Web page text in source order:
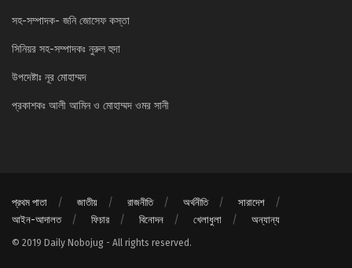
সহ-সম্পাদক- জনি জোসেফ কস্তা
সিনিয়র সহ-সম্পাদকঃ নুরুল হুদা
উপদেষ্টাঃ নূর মোহাম্মদ
প্রকাশকঃ আলী আমিন ও মোহাম্মদ ওমর সানী
প্রথম পাতা জাতীয় রাজনীতি অর্থনীতি
সারাদেশ
আইন-আদালত
ফিচার বিনোদন খেলাধুলা অন্যান্য
© 2019 Daily Nobojug - All rights reserved.